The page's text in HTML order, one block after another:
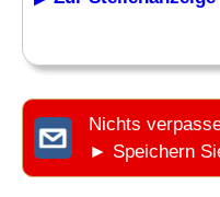
Nichts
► Speichern